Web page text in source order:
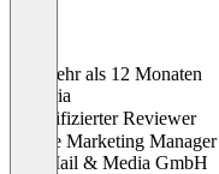
Vor mehr als 12 Monaten
Viktoria
Verifizierter Reviewer
Online Marketing Manager
1u1 Mail & Media GmbH